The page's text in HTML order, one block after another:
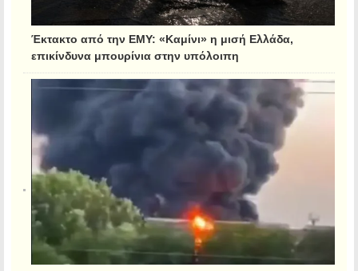
Έκτακτο από την ΕΜΥ: «Καμίνι» η μισή Ελλάδα,
επικίνδυνα μπουρίνια στην υπόλοιπη